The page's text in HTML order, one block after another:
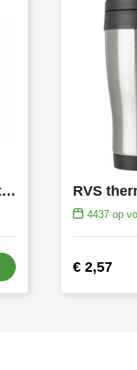
Miami beker met handvat Transparant 1.2 L R-PET RVS
4437op
€ 2,57